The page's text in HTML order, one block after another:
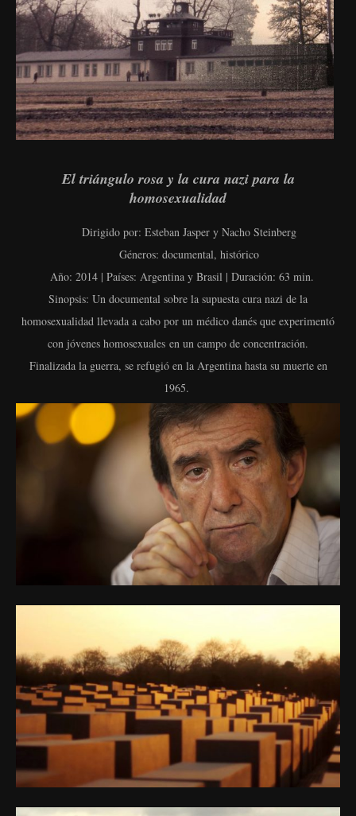
El triángulo rosa y la cura nazi para la
homosexualidad
Dirigido por: Esteban Jasper y Nacho Steinberg
Géneros: documental, histórico
Año: 2014 | Países: Argentina y Brasil | Duración: 63 min.
Sinopsis: Un documental sobre la supuesta cura nazi de la
homosexualidad llevada a cabo por un médico danés que experimentó
con jóvenes homosexuales en un campo de concentración.
Finalizada la guerra, se refugió en la Argentina hasta su muerte en
1965.